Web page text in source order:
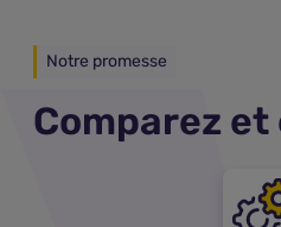
Notre promesse
Comparez